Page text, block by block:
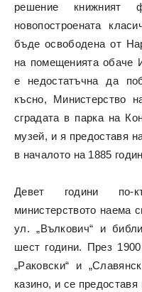
решение
новопостроената
бъде освободена от
на помещенията обаче
е недостатъчна да
късно, Министерство
сградата в парка на
музей, и я предоставя
в началото на 1885
Девет години по-
министерството наема
ул. „Вълкович“ и
шест години. През
„Раковски“ и
казино, и се